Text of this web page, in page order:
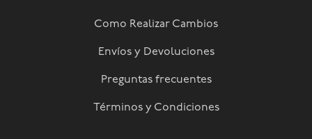
Como Realizar Cambios
Envíos y Devoluciones
Preguntas frecuentes
Términos y Condiciones